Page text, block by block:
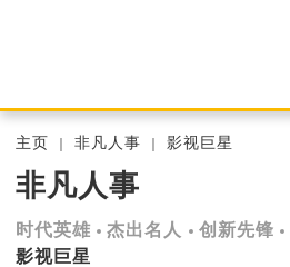
主页 非凡人事 影视巨星
非凡人事
时代英雄 杰出名人 创新先锋
影视巨星